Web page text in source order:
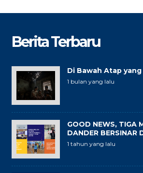
Berita Terbaru
Di Bawah Atap
1 bulan yang lalu
GOOD NEWS, TIGA
DANDER BERSINAR
1 tahun yang lalu